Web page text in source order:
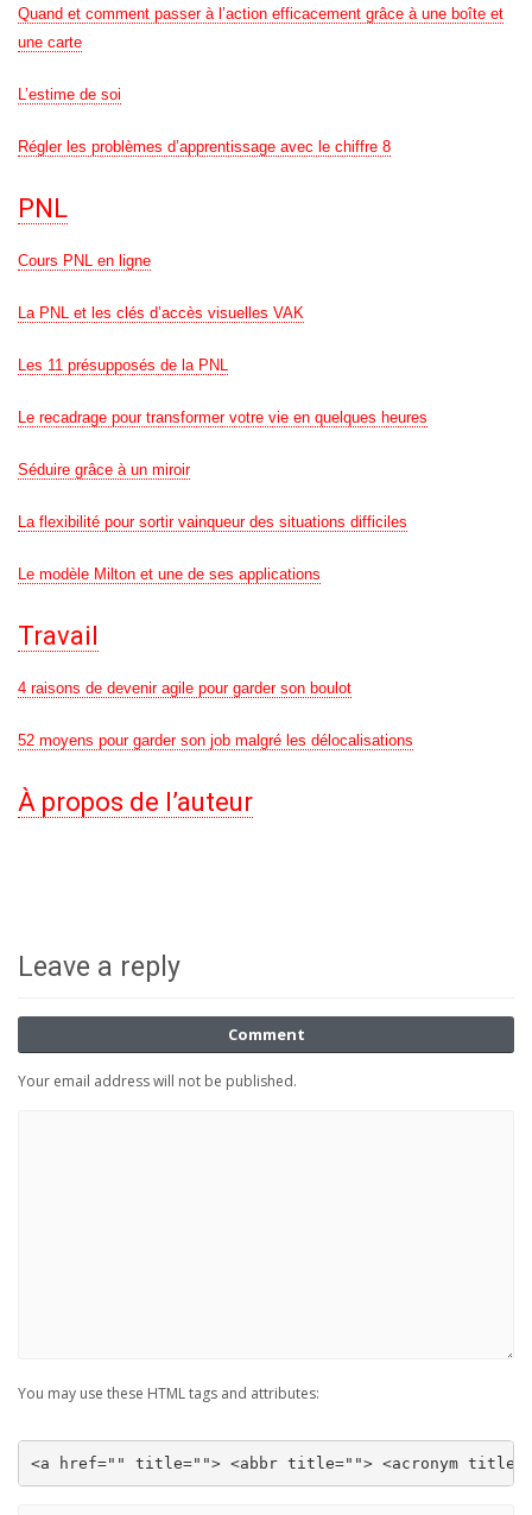
Quand et comment passer à l’action efficacement grâce à une boîte et
une carte
L’estime de soi
Régler les problèmes d’apprentissage avec le chiffre 8
PNL
Cours PNL en ligne
La PNL et les clés d’accès visuelles VAK
Les 11 présupposés de la PNL
Le recadrage pour transformer votre vie en quelques heures
Séduire grâce à un miroir
La flexibilité pour sortir vainqueur des situations difficiles
Le modèle Milton et une de ses applications
Travail
4 raisons de devenir agile pour garder son boulot
52 moyens pour garder son job malgré les délocalisations
À propos de l’auteur
Leave a reply
Comment
Your email address will not be published.
You may use these HTML tags and attributes:
<a href="" title=""> <abbr title=""> <acronym